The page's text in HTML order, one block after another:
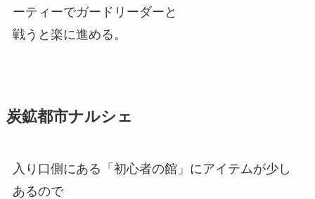
ーティーでガードリーダーと
戦うと楽に進める。
炭鉱都市ナルシェ
入り口側にある「初心者の館」にアイテムが少し
あるので